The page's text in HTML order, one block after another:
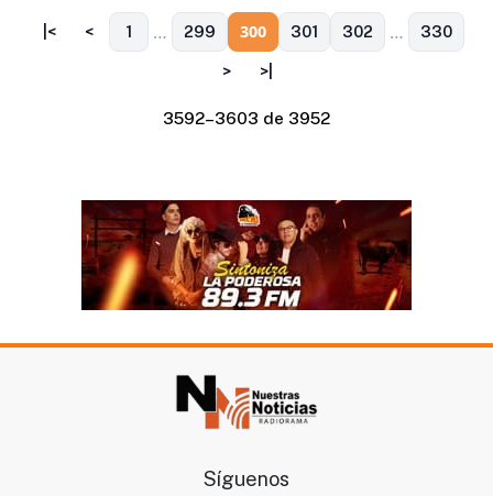
|< < 1 … 299 300 301 302 … 330
> >|
3592–3603 de 3952
Síguenos